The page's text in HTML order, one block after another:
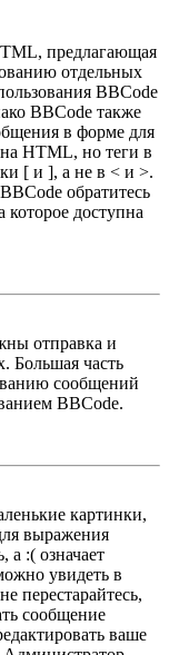
предлагающая
отдельных
BBCode
BBCode также
в форме для
HTML, но теги в
[ и ], а не в < и >.
обратитесь
которое доступна
отправка и
Большая часть
сообщений
BBCode.
картинки,
выражения
а :( означает
увидеть в
перестарайтесь,
сообщение
ваше